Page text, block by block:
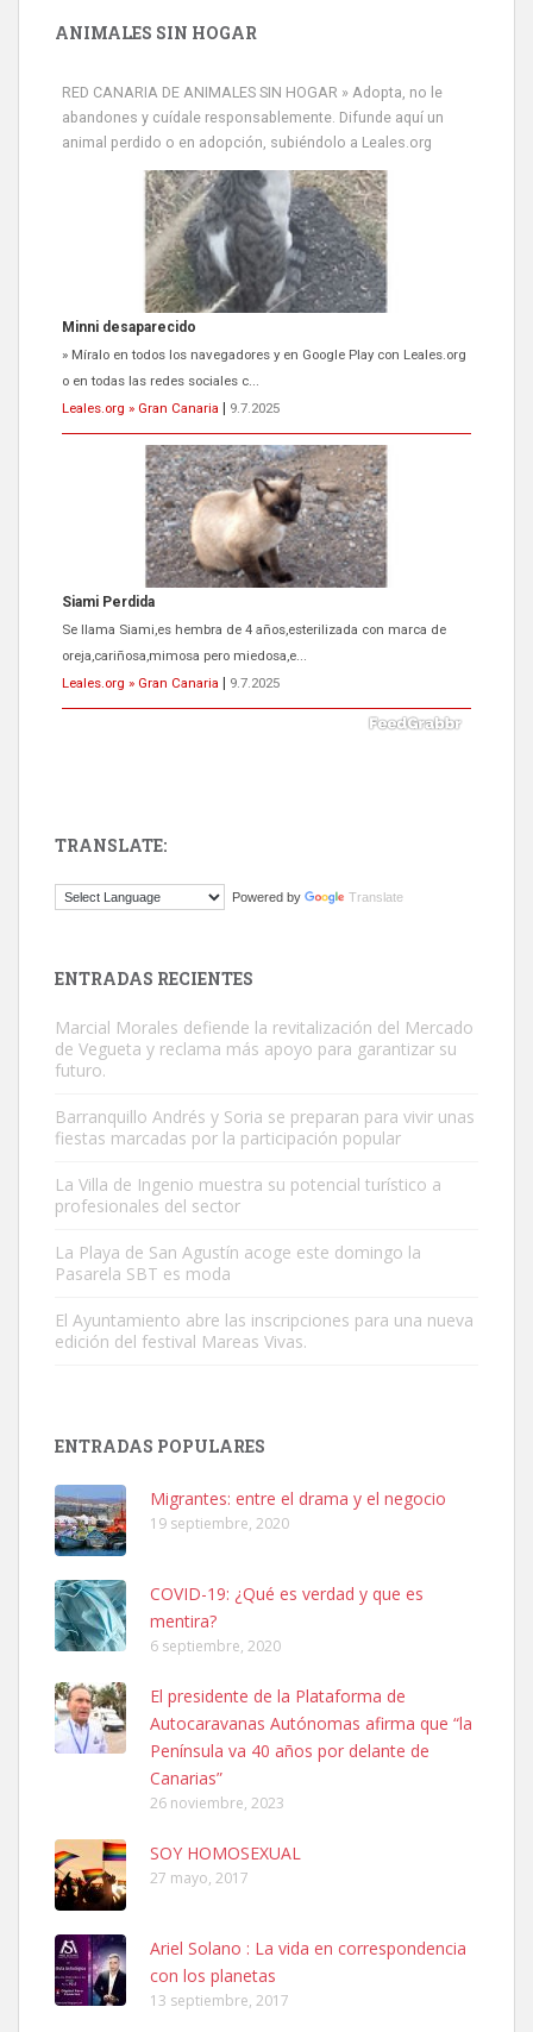
ANIMALES SIN HOGAR
RED CANARIA DE ANIMALES SIN HOGAR » Adopta, no le
abandones y cuídale responsablemente. Difunde aquí un
animal perdido o en adopción, subiéndolo a Leales.org
Minni desaparecido
» Míralo en todos los navegadores y en Google Play con Leales.org
o en todas las redes sociales c...
Leales.org » Gran Canaria
9.7.2025
Siami Perdida
Se llama Siami,es hembra de 4 años,esterilizada con marca de
oreja,cariñosa,mimosa pero miedosa,e...
Leales.org » Gran Canaria
9.7.2025
El ayuntamiento se va a llevar a Los Gatos callejeros de la zona los
Gato manso encontrado
Este gato macho ha aparecido en la calle hace menos de un mes,
es muy manso y extremadamente cari...
Busco adopción responsable para mi perra. Pastor alemán,
Leales.org » Gran Canaria | 6.7.2025
SHIBA PERDIDO AVDA JOSE MESA Y LOPEZ
PERRO MACHO RAZA SHIBA CON MICROCHIP PERDIDO HOY
06/07/2025 ZONA MESA Y LOPEZ. ES MUY ASUSTADIZO
Leales.org » Gran Canaria
Ninfa perdida
El día 5 se los perdió una ninfa papillera, asustada tiene miedo a la
TRANSLATE:
Powered by Translate
ENTRADAS RECIENTES
Marcial Morales defiende la revitalización del Mercado
de Vegueta y reclama más apoyo para garantizar su
futuro.
Barranquillo Andrés y Soria se preparan para vivir unas
fiestas marcadas por la participación popular
La Villa de Ingenio muestra su potencial turístico a
profesionales del sector
La Playa de San Agustín acoge este domingo la
Pasarela SBT es moda
El Ayuntamiento abre las inscripciones para una nueva
edición del festival Mareas Vivas.
ENTRADAS POPULARES
Migrantes: entre el drama y el negocio
19 septiembre, 2020
COVID-19: ¿Qué es verdad y que es
mentira?
6 septiembre, 2020
El presidente de la Plataforma de
Autocaravanas Autónomas afirma que “la
Península va 40 años por delante de
Canarias”
26 noviembre, 2023
SOY HOMOSEXUAL
27 mayo, 2017
Ariel Solano : La vida en correspondencia
con los planetas
13 septiembre, 2017